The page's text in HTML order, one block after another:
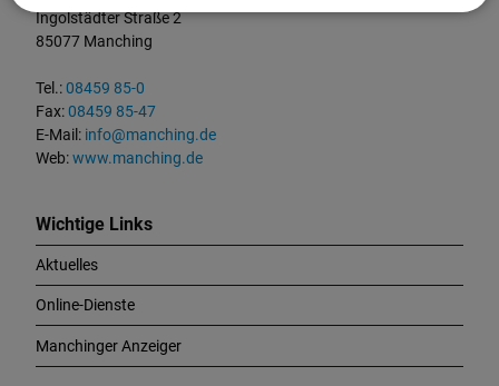
Ingolstädter Straße 2
85077 Manching
Tel.:08459 85-0
Fax:08459 85-47
E-Mail: info@manching.de
Web:www.manching.de
Wichtige Links
Aktuelles
Online-Dienste
Manchinger Anzeiger